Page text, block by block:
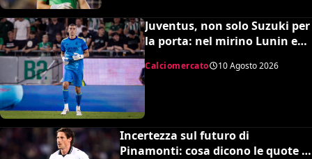
Juventus, non solo Suzuki per
la porta: nel mirino Lunin e
Calciomercato 10 Agosto 2026
Incertezza sul futuro di
Pinamonti: cosa dicono le quote e